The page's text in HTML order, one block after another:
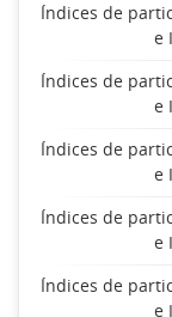
Índices de
e
Índices de
e
Índices de
e
Índices de
e
Índices de
e